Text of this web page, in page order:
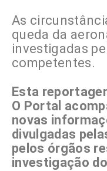
As
queda da
investigadas
competentes.
Esta
O Portal
novas
divulgadas
pelos órgãos
investigação